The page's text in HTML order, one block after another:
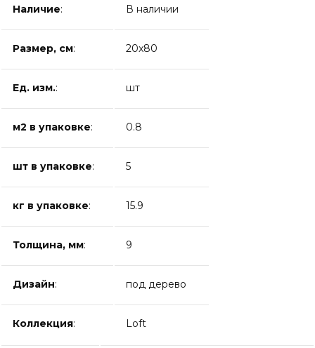
Наличие: В наличии
Размер, см: 20x80
Ед. изм.: шт
м2 в упаковке: 0.8
шт в упаковке: 5
кг в упаковке: 15.9
Толщина, мм: 9
Дизайн: под дерево
Коллекция: Loft